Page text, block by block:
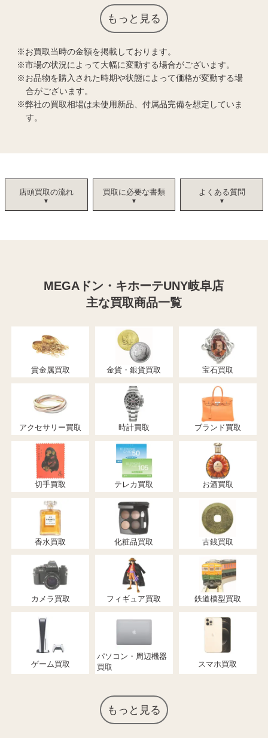
もっと見る
お買取当時の金額を掲載しております。
市場の状況によって大幅に変動する場合がございます。
お品物を購入された時期や状態によって価格が変動する場
合がございます。
弊社の買取相場は未使用新品、付属品完備を想定していま
す。
店頭買取の流れ 買取に必要な書類 よくある質問
MEGAドン・キホーテUNY岐阜店
主な買取商品一覧
貴金属買取 金貨・銀貨買取 宝石買取
アクセサリー買取 時計買取 ブランド買取
切手買取 テレカ買取 お酒買取
香水買取 化粧品買取 古銭買取
カメラ買取 フィギュア買取 鉄道模型買取
ゲーム買取
パソコン・周辺機器
買取
スマホ買取
もっと見る